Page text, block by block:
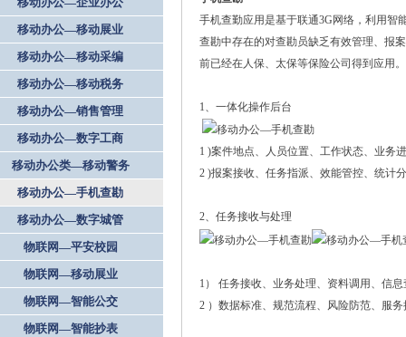
手机查勤应用是基于联通3G网络，利用智
查勘中存在的对查勘员缺乏有效管理、报
前已经在人保、太保等保险公司得到应用。
1、一体化操作后台
1 )案件地点、人员位置、工作状态、业务
2 )报案接收、任务指派、效能管控、统计
2、任务接收与处理
1） 任务接收、业务处理、资料调用、信
2 ）数据标准、规范流程、风险防范、服
移动办公—移动展业
移动办公—移动采编
移动办公—移动税务
移动办公—销售管理
移动办公—数字工商
移动办公类—移动警务
移动办公—手机查勘
移动办公—数字城管
物联网—平安校园
物联网—移动展业
物联网—智能公交
物联网—智能抄表